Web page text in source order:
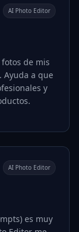
AI Photo Editor
de mis
Ayuda a que
y
AI Photo Editor
es muy